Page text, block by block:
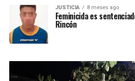
JUSTICIA 8 meses ago
Feminicida es
Rincón